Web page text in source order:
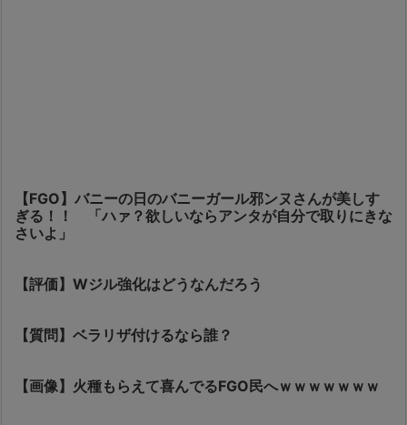
【FGO】バニーの日のバニーガール邪ンヌさんが美しす
ぎる！！ 「ハァ？欲しいならアンタが自分で取りにきな
さいよ」
【評価】Wジル強化はどうなんだろう
【質問】ベラリザ付けるなら誰？
【画像】火種もらえて喜んでるFGO民へｗｗｗｗｗｗｗ